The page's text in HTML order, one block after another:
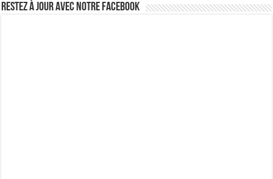
Restez à jour avec notre Facebook